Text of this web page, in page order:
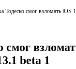
Тодеско смог взломать iOS
смог
beta 1